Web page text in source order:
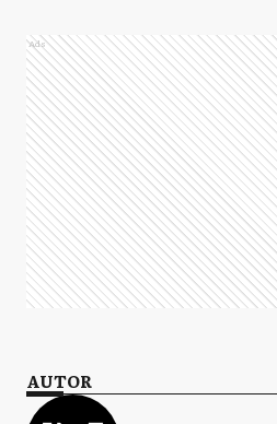
Ads
AUTOR